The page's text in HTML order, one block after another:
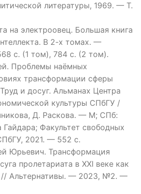
литературы, 1969. — Т.
на электроовец. Большая книга
В 2-х томах. —
с. (1 том), 784 с. (2 том).
Проблемы наёмных
трансформации сферы
и досуг. Альманах Центра
культуры СПбГУ /
Д. Раскова. — М; СПб:
Факультет свободных
2021. — 552 с.
Юрьевич. Трансформация
пролетариата в XXI веке как
// Альтернативы. — 2023, №2. —